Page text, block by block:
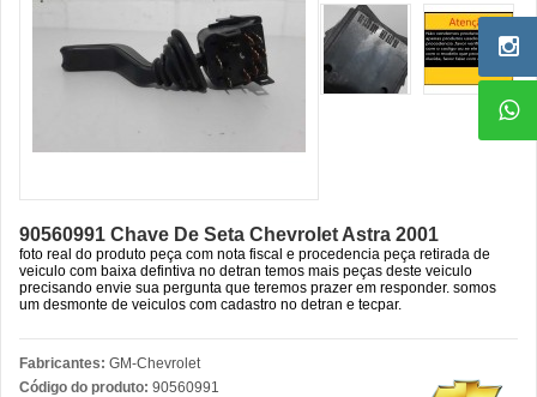
90560991 Chave De Seta Chevrolet Astra 2001
foto real do produto peça com nota fiscal e procedencia peça retirada de
veiculo com baixa defintiva no detran temos mais peças deste veiculo
precisando envie sua pergunta que teremos prazer em responder. somos
um desmonte de veiculos com cadastro no detran e tecpar.
Fabricantes: GM-Chevrolet
Código do produto: 90560991